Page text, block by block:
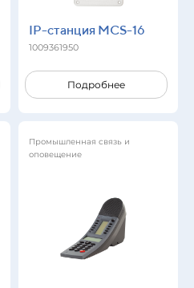
IP-станция MCS-16
1009361950
Подробнее
Промышленная связь и
оповещение